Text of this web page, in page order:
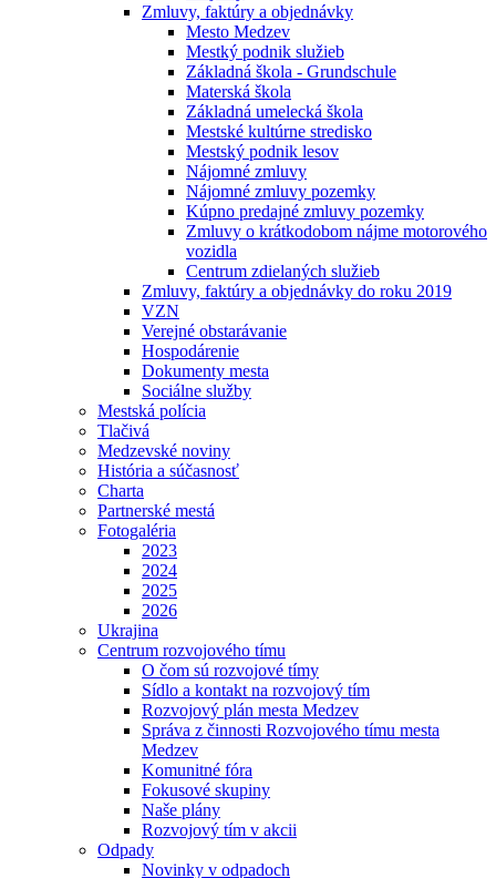
Zmluvy, faktúry a objednávky
Mesto Medzev
Mestký podnik služieb
Základná škola - Grundschule
Materská škola
Základná umelecká škola
Mestské kultúrne stredisko
Mestský podnik lesov
Nájomné zmluvy
Nájomné zmluvy pozemky
Kúpno predajné zmluvy pozemky
Zmluvy o krátkodobom nájme motorového
vozidla
Centrum zdielaných služieb
Zmluvy, faktúry a objednávky do roku 2019
VZN
Verejné obstarávanie
Hospodárenie
Dokumenty mesta
Sociálne služby
Mestská polícia
Tlačivá
Medzevské noviny
História a súčasnosť
Charta
Partnerské mestá
Fotogaléria
2023
2024
2025
2026
Ukrajina
Centrum rozvojového tímu
O čom sú rozvojové tímy
Sídlo a kontakt na rozvojový tím
Rozvojový plán mesta Medzev
Správa z činnosti Rozvojového tímu mesta
Medzev
Komunitné fóra
Fokusové skupiny
Naše plány
Rozvojový tím v akcii
Odpady
Novinky v odpadoch